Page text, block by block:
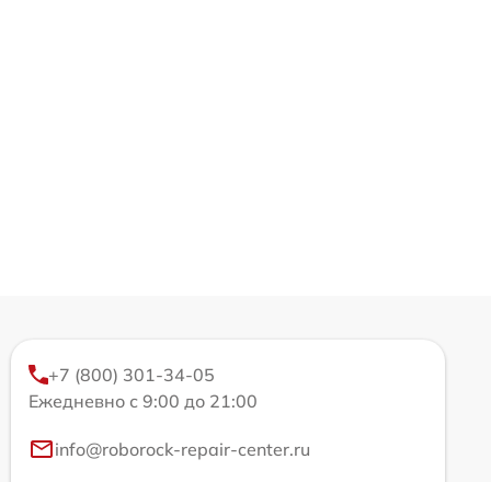
+7 (800) 301-34-05
Ежедневно с 9:00 до 21:00
info@roborock-repair-center.ru